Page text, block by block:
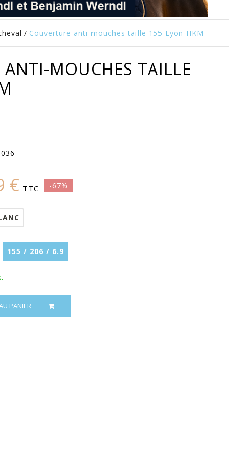
/ Couverture anti-mouches taille 155 Lyon HKM
ANTI-MOUCHES TAILLE
€ TTC -67%
155 / 206 / 6.9
PANIER